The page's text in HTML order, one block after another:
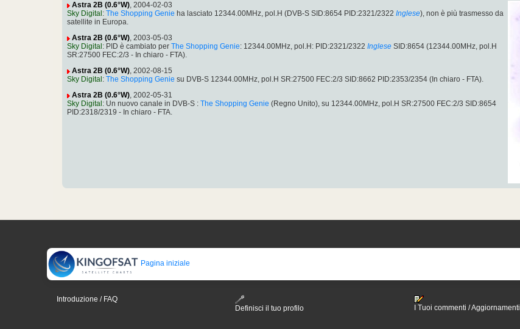
Astra 2B (0.6°W), 2004-02-03
Sky Digital : The Shopping Genie ha lasciato 12344.00MHz, pol.H (DVB-S SID:8654 PID:2321/2322 Inglese), non è più trasmesso da
satellite in Europa.
Astra 2B (0.6°W), 2003-05-03
Sky Digital : PID è cambiato per The Shopping Genie: 12344.00MHz, pol.H: PID:2321/2322 Inglese SID:8654 (12344.00MHz, pol.H
SR:27500 FEC:2/3 - In chiaro - FTA).
Astra 2B (0.6°W), 2002-08-15
Sky Digital : The Shopping Genie su DVB-S 12344.00MHz, pol.H SR:27500 FEC:2/3 SID:8662 PID:2353/2354 (In chiaro - FTA).
Astra 2B (0.6°W), 2002-05-31
Sky Digital : Un nuovo canale in DVB-S : The Shopping Genie (Regno Unito), su 12344.00MHz, pol.H SR:27500 FEC:2/3 SID:8654
PID:2318/2319 - In chiaro - FTA.
Pagina iniziale
Introduzione / FAQ
Definisci il tuo profilo
I Tuoi commenti / Aggiornamenti